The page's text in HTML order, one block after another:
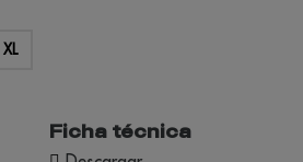
XL
Ficha técnica